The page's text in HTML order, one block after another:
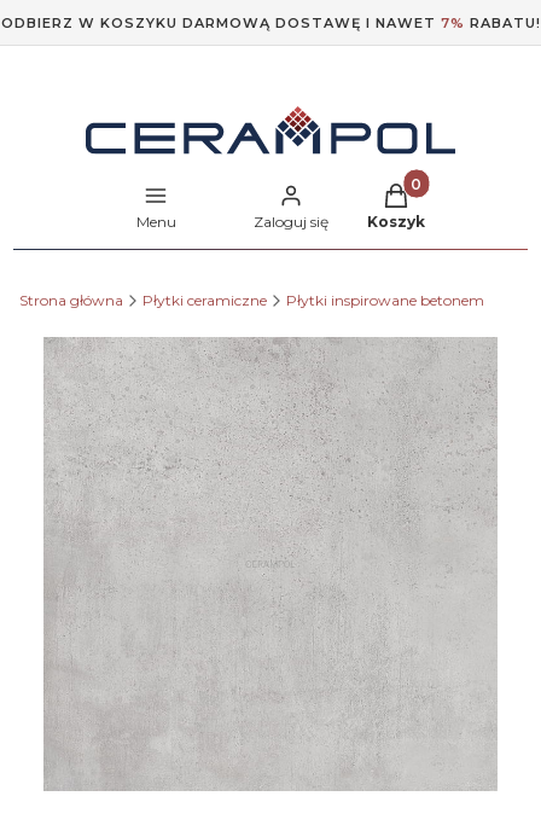
ODBIERZ W KOSZYKU DARMOWĄ DOSTAWĘ I NAWET 7% RABATU!
Menu Zaloguj się
Produkty w
Koszyk
Strona główna Płytki ceramiczne Płytki inspirowane betonem